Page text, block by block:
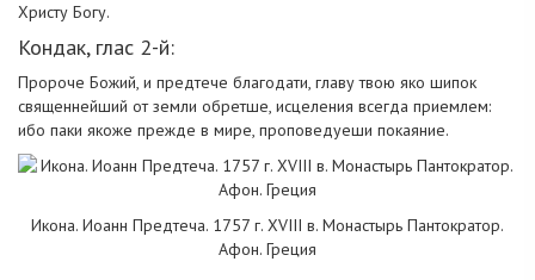
Христу Богу.
Кондак, глас 2-й:
Пророче Божий, и предтече благодати, главу твою яко шипок
священнейший от земли обретше, исцеления всегда приемлем:
ибо паки якоже прежде в мире, проповедуеши покаяние.
Икона. Иоанн Предтеча. 1757 г. XVIII в. Монастырь Пантократор.
Афон. Греция